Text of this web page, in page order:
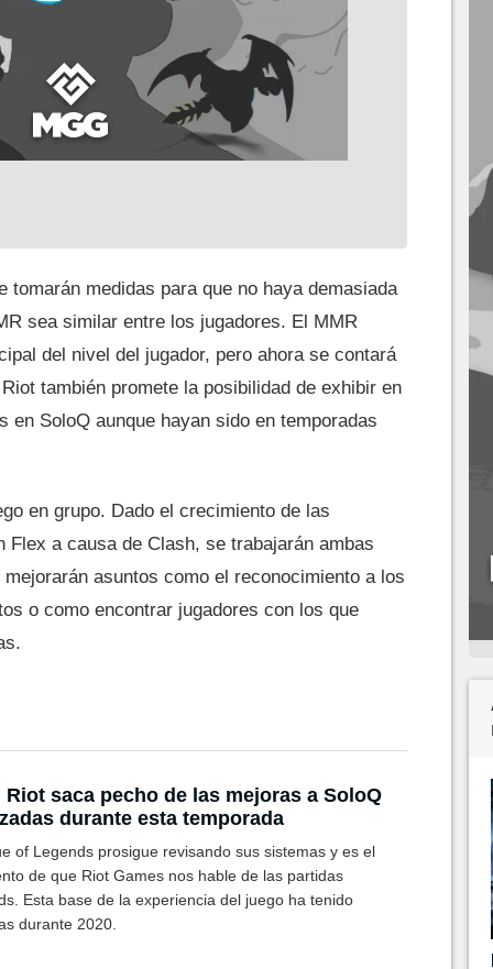
tomarán medidas para que no haya demasiada
sea similar entre los jugadores. El MMR
del nivel del jugador, pero ahora se contará
también promete la posibilidad de exhibir en
en SoloQ aunque hayan sido en temporadas
en grupo. Dado el crecimiento de las
Flex a causa de Clash, se trabajarán ambas
asuntos como el reconocimiento a los
o como encontrar jugadores con los que
Riot saca pecho de las mejoras a SoloQ
durante esta temporada
of Legends prosigue revisando sus sistemas y es el
de que Riot Games nos hable de las partidas
Esta base de la experiencia del juego ha tenido
durante 2020.